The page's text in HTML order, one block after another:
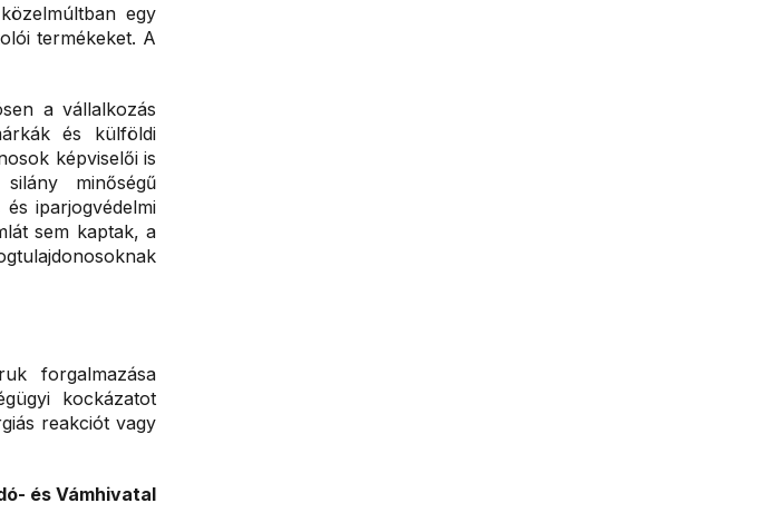
egy
termékeket. A
a vállalkozás
és külföldi
képviselői is
minőségű
iparjogvédelmi
sem kaptak, a
forgalmazása
kockázatot
reakciót vagy
és Vámhivatal